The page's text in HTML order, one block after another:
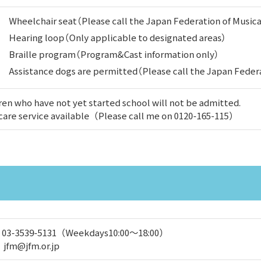
Wheelchair seat（Please call the Japan Federation of
Hearing loop（Only applicable to designated areas）
Braille program（Program&Cast information only）
Assistance dogs are permitted（Please call the Japan
who have not yet started school will not be admitted.
service available（Please call me on 0120-165-115）
3539-5131（Weekdays10:00～18:00）
jfm@jfm.or.jp